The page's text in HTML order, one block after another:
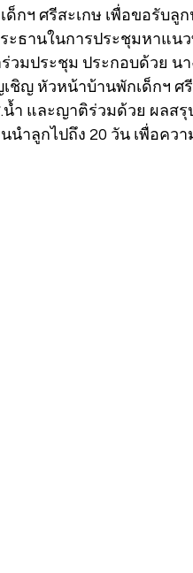
ด็กฯ ศรีสะเกษ เพื่อขอรับ
ะธานในการประชุมหาแน
วมประชุม ประกอบด้วย น
ชิญ หัวหน้าบ้านพักเด็กฯ ศ
น้ำ และญาติร่วมด้วย ผลสรุ
ำลูกไปถึง 20 วัน เพื่อควา